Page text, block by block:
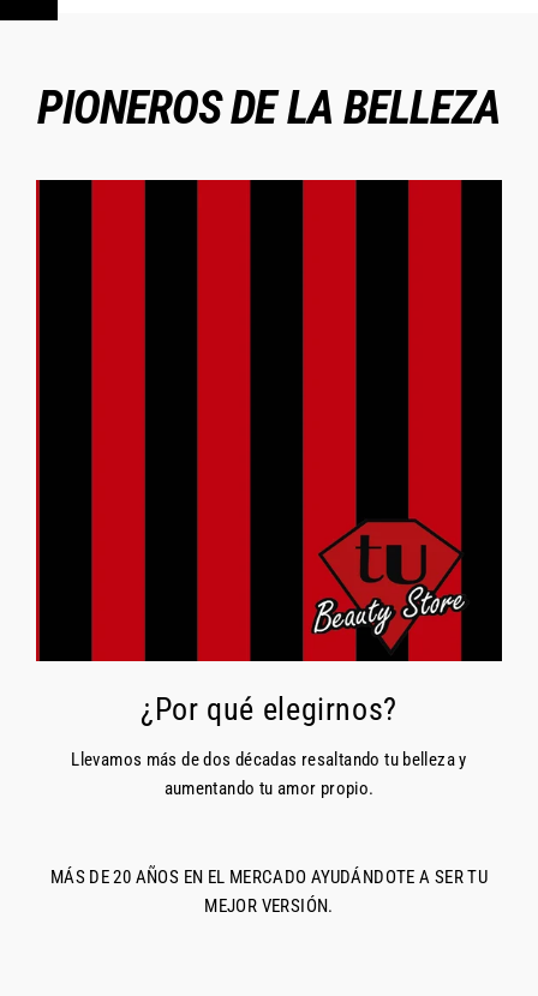
PIONEROS DE LA BELLEZA
¿Por qué elegirnos?
Llevamos más de dos décadas resaltando tu belleza y
aumentando tu amor propio.
MÁS DE 20 AÑOS EN EL MERCADO AYUDÁNDOTE A SER TU
MEJOR VERSIÓN.